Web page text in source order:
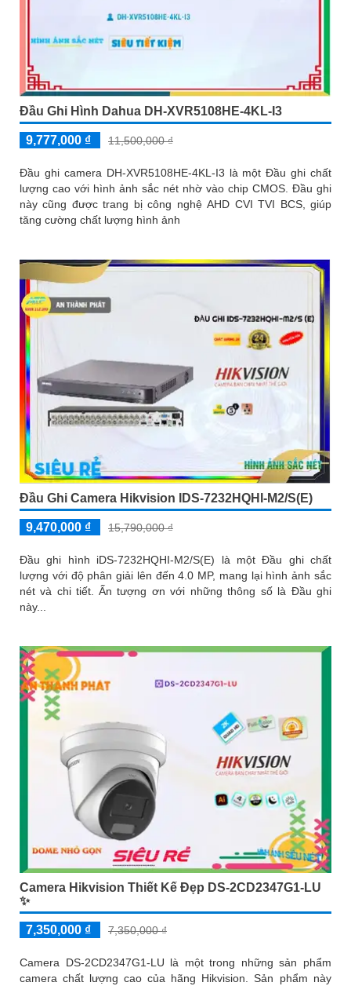
Đầu Ghi Hình Dahua DH-XVR5108HE-4KL-I3
9,777,000 ₫ 11,500,000 ₫
Đầu ghi camera DH-XVR5108HE-4KL-I3 là một Đầu ghi chất
lượng cao với hình ảnh sắc nét nhờ vào chip CMOS. Đầu ghi
này cũng được trang bị công nghệ AHD CVI TVI BCS, giúp
tăng cường chất lượng hình ảnh
Đầu Ghi Camera Hikvision IDS-7232HQHI-M2/S(E)
9,470,000 ₫ 15,790,000 ₫
Đầu ghi hình iDS-7232HQHI-M2/S(E) là một Đầu ghi chất
lượng với độ phân giải lên đến 4.0 MP, mang lại hình ảnh sắc
nét và chi tiết. Ấn tượng ơn với những thông số là Đầu ghi
này...
Camera Hikvision Thiết Kế Đẹp DS-2CD2347G1-LU
✨
7,350,000 ₫ 7,350,000 ₫
Camera DS-2CD2347G1-LU là một trong những sản phẩm
camera chất lượng cao của hãng Hikvision. Sản phẩm này